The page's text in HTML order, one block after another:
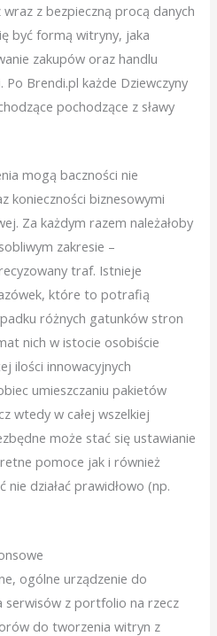
z bezpieczną procą danych
być formą witryny, jaka
zakupów oraz handlu
Brendi.pl każde Dziewczyny
pochodzące z sławy
mogą baczności nie
konieczności biznesowymi
Za każdym razem należałoby
zakresie –
traf. Istnieje
które to potrafią
różnych gatunków stron
nich w istocie osobiście
ilości innowacyjnych
umieszczaniu pakietów
wtedy w całej wszelkiej
może stać się ustawianie
pomoce jak i również
działać prawidłowo (np.
ogólne urządzenie do
serwisów z portfolio na rzecz
do tworzenia witryn z